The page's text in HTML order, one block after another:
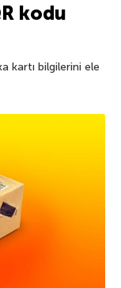
kodu
kartı bilgilerini ele